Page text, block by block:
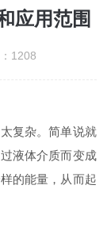
应用范围
1208
复杂。简单说就
液体介质而变成
的能量，从而起